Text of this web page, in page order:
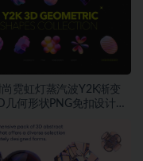
尚霓虹灯蒸汽波Y2K渐变
几何形状PNG免扣设计素